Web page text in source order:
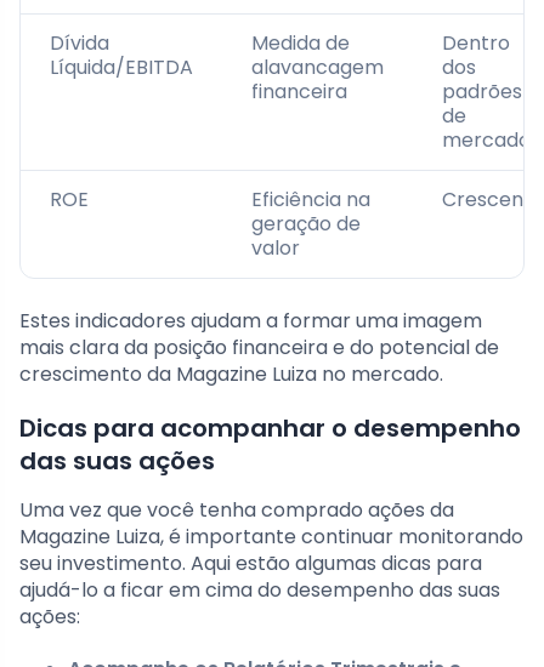
Dívida
Líquida/EBITDA
Medida de
alavancagem
financeira
Dentro
dos
padrões
de
mercado
ROE
Eficiência na
geração de
valor
Crescente
Estes indicadores ajudam a formar uma imagem
mais clara da posição financeira e do potencial de
crescimento da Magazine Luiza no mercado.
Dicas para acompanhar o desempenho
das suas ações
Uma vez que você tenha comprado ações da
Magazine Luiza, é importante continuar monitorando
seu investimento. Aqui estão algumas dicas para
ajudá-lo a ficar em cima do desempenho das suas
ações: